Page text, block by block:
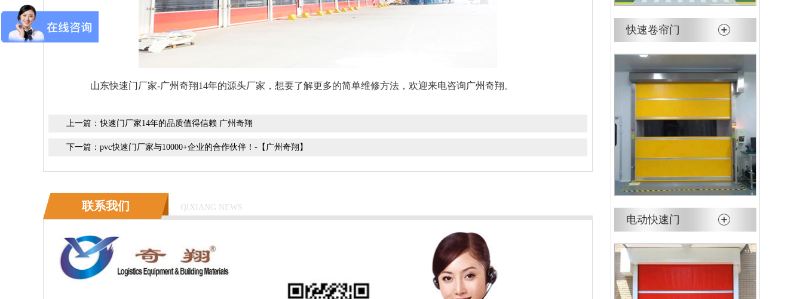
山东快速门厂家-广州奇翔14年的源头厂家，想要了解更多的简单维修方法，欢迎来电咨询广州奇翔。
上一篇： 快速门厂家14年的品质值得信赖 广州奇翔
下一篇： pvc快速门厂家与10000+企业的合作伙伴！-【广州奇翔】
联系我们 QIXIANG NEWS
快速卷帘门
电动快速门